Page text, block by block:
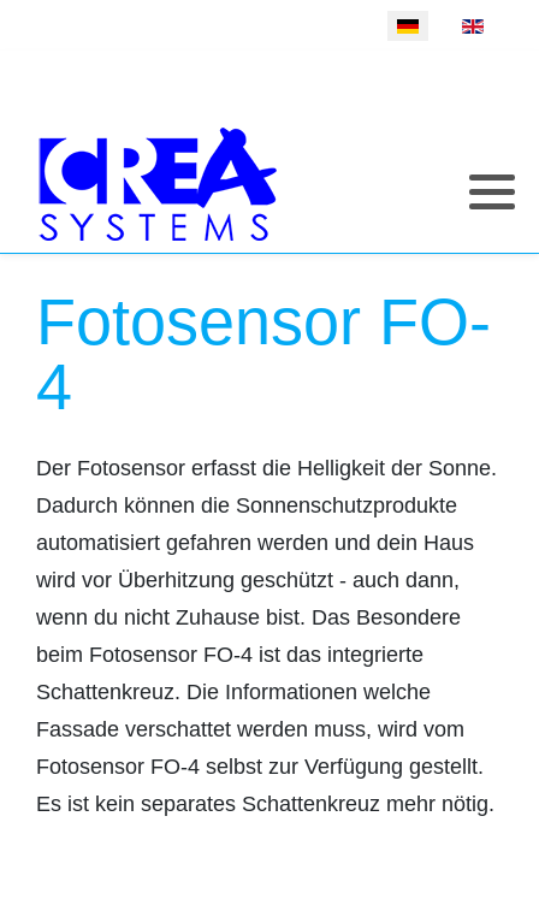
Sprache auswählen
Fotosensor FO-
4
Der Fotosensor erfasst die Helligkeit der Sonne.
Dadurch können die Sonnenschutzprodukte
automatisiert gefahren werden und dein Haus
wird vor Überhitzung geschützt - auch dann,
wenn du nicht Zuhause bist. Das Besondere
beim Fotosensor FO-4 ist das integrierte
Schattenkreuz. Die Informationen welche
Fassade verschattet werden muss, wird vom
Fotosensor FO-4 selbst zur Verfügung gestellt.
Es ist kein separates Schattenkreuz mehr nötig.